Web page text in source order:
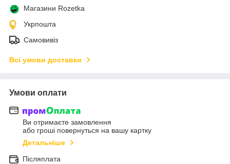
Магазини Rozetka
Укрпошта
Самовивіз
Всі умови доставки
Умови оплати
Ви отримаєте замовлення
або гроші повернуться на вашу картку
Детальніше
Післяплата